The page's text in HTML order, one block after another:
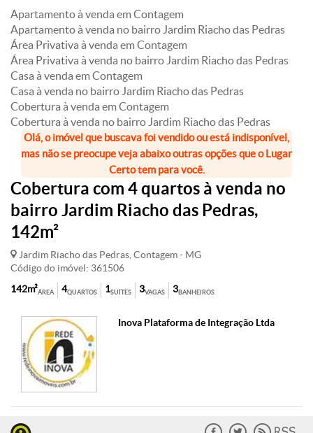
Apartamento à venda em Contagem
Apartamento à venda no bairro Jardim Riacho das Pedras
Área Privativa à venda em Contagem
Área Privativa à venda no bairro Jardim Riacho das Pedras
Casa à venda em Contagem
Casa à venda no bairro Jardim Riacho das Pedras
Cobertura à venda em Contagem
Cobertura à venda no bairro Jardim Riacho das Pedras
Olá, o imóvel que buscava foi vendido ou está indisponível,
mas não se preocupe veja abaixo outras opções que o Lugar
Certo tem para você.
Cobertura com 4 quartos à venda no
bairro Jardim Riacho das Pedras,
142m²
Jardim Riacho das Pedras, Contagem - MG
Código do imóvel: 361506
ÁREA
142m² QUARTOS
4 SUÍTES
1 VAGAS
3 BANHEIROS
3
Inova Plataforma de Integração Ltda